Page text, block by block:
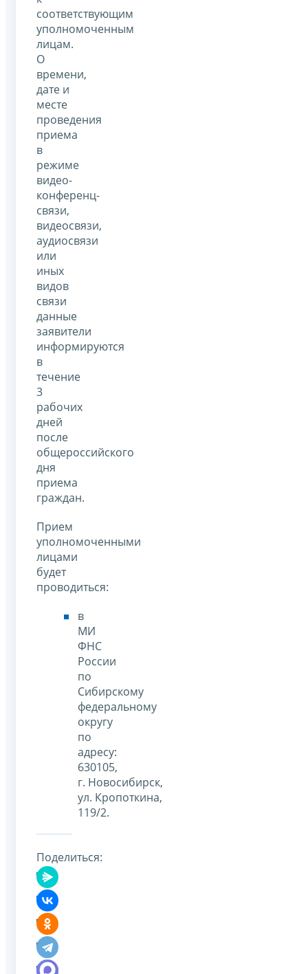
соответствующим
уполномоченным
лицам.
О
времени,
дате и
месте
проведения
приема
в
режиме
видео-
конференц-
связи,
видеосвязи,
аудиосвязи
или
иных
видов
связи
данные
заявители
информируются
в
течение
3
рабочих
дней
после
общероссийского
дня
приема
граждан.
Прием
уполномоченными
лицами
будет
проводиться:
в
МИ
ФНС
России
по
Сибирскому
федеральному
округу
по
адресу:
630105,
г. Новосибирск,
ул. Кропоткина,
119/2.
Поделиться: